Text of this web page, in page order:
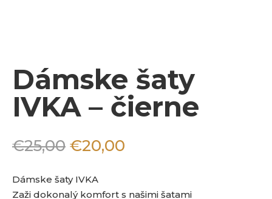
Dámske šaty
IVKA – čierne
€25,00 Original
price
was:
€25,00.
€20,00
€20,00.
Dámske šaty IVKA
Zaži dokonalý komfort s našimi šatami